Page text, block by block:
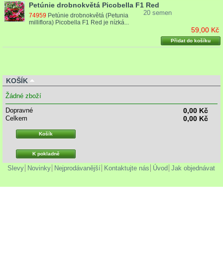
Petúnie drobnokvětá Picobella F1 Red
20 semen
74959 Petúnie drobnokvětá (Petunia
milliflora) Picobella F1 Red je nízká...
59,00 Kč
Přidat do košíku
KOŠÍK
Žádné zboží
Dopravné
0,00 Kč
Celkem 0,00 Kč
Košík
K pokladně
Slevy Novinky Nejprodávanější Kontaktujte nás Úvod Jak objednávat